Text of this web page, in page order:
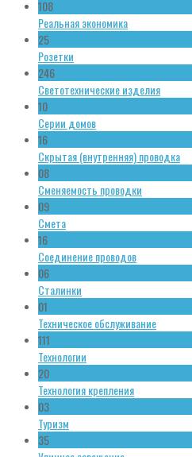
108
Реальная экономика
25
Розетки
246
Светотехнические изделия
10
Серии домов
16
Скрытая (внутренняя) проводка
08
Сменяемость проводки
09
Смета
16
Соединение проводов
06
Сталинки
01
Техническое обслуживание
111
Технологии
20
Технология крепления
03
Туризм
35